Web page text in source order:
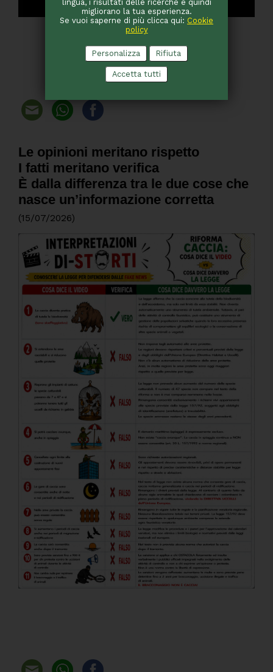
Le opinioni meritano rispetto
I fatti meritano verifica
È dalla differenza tra le due cose che
nasce un’informazione corretta
(15/07/2026)
lingua, i risultati delle ricerche e quindi
migliorano la tua esperienza.
Se vuoi saperne di più clicca qui: Cookie
policy
Personalizza Rifiuta
Accetta tutti